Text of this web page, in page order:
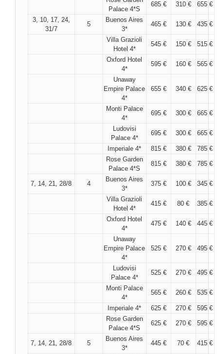
Palace 4*S
685 € 310 € 655 €
3, 10, 17, 24,
31/7
5
Buenos Aires
3*
465 € 130 € 435 €
Villa Grazioli
Hotel 4*
545 € 150 € 515 €
Oxford Hotel
4*
595 € 160 € 565 €
Unaway
Empire Palace
4*
655 € 340 € 625 €
Monti Palace
4*
695 € 300 € 665 €
Ludovisi
Palace 4*
695 € 300 € 665 €
Imperiale 4* 815 € 380 €
785 €
Rose Garden
Palace 4*S
815 € 380 € 785 €
7, 14, 21, 28/8 4
Buenos Aires
3*
375 € 100 € 345 €
Villa Grazioli
Hotel 4*
415 € 80 € 385 €
Oxford Hotel
4*
475 € 140 € 445 €
Unaway
Empire Palace
4*
525 € 270 € 495 €
Ludovisi
Palace 4*
525 € 270 € 495 €
Monti Palace
4*
565 € 260 € 535 €
Imperiale 4* 625 € 270 €
595 €
Rose Garden
Palace 4*S
625 € 270 € 595 €
7, 14, 21, 28/8 5
Buenos Aires
3*
445 € 70 € 415 €